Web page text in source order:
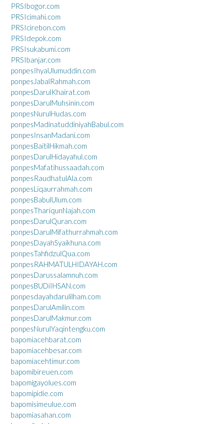
PRSIbogor.com
PRSIcimahi.com
PRSIcirebon.com
PRSIdepok.com
PRSIsukabumi.com
PRSIbanjar.com
ponpesIhyaUlumuddin.com
ponpesJabalRahmah.com
ponpesDarulKhairat.com
ponpesDarulMuhsinin.com
ponpesNurulHudas.com
ponpesMadinatuddiniyahBabul.com
ponpesInsanMadani.com
ponpesBaitilHikmah.com
ponpesDarulHidayahul.com
ponpesMafatihussaadah.com
ponpesRaudhatulAla.com
ponpesLiqaurrahmah.com
ponpesBabulUlum.com
ponpesThariqunNajah.com
ponpesDarulQuran.com
ponpesDarulMifathurrahmah.com
ponpesDayahSyaikhuna.com
ponpesTahfidzulQua.com
ponpesRAHMATULHIDAYAH.com
ponpesDarussalamnuh.com
ponpesBUDiIHSAN.com
ponpesdayahdarulilham.com
ponpesDarulAmilin.com
ponpesDarulMakmur.com
ponpesNurulYaqintengku.com
bapomiacehbarat.com
bapomiacehbesar.com
bapomiacehtimur.com
bapomibireuen.com
bapomigayolues.com
bapomipidie.com
bapomisimeulue.com
bapomiasahan.com